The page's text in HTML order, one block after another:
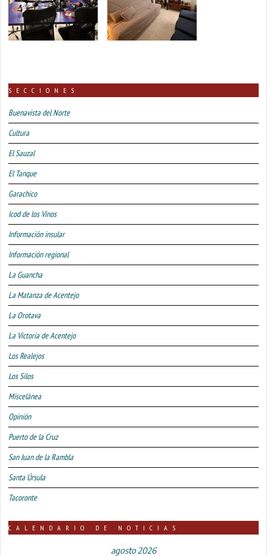
SECCIONES
Buenavista del Norte
Cultura
El Sauzal
El Tanque
Garachico
Icod de los Vinos
Información insular
Información regional
La Guancha
La Matanza de Acentejo
La Orotava
La Victoria de Acentejo
Los Realejos
Los Silos
Miscelánea
Opinión
Puerto de la Cruz
San Juan de la Rambla
Santa Úrsula
Tacoronte
CALENDARIO DE NOTICIAS
agosto 2026